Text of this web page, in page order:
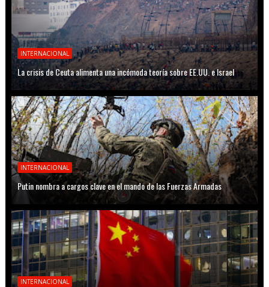
INTERNACIONAL
La crisis de Ceuta alimenta una incómoda teoría sobre EE.UU. e Israel
INTERNACIONAL
Putin nombra a cargos clave en el mando de las Fuerzas Armadas
INTERNACIONAL